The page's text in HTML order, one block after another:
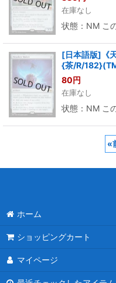
在庫なし
状態：NM こ
[日本語版]《
{茶/R/
80円
在庫なし
状態：NM こ
«
ホーム
ショッピングカート
マイページ